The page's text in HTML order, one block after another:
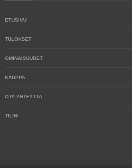
ETUSIVU
TULOKSET
OMINAISUUDET
KAUPPA
OTA YHTEYTTÄ
TILINI